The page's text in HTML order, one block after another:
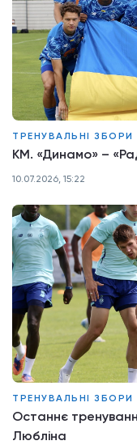
ТРЕНУВАЛЬНІ ЗБОРИ
КМ. «Динамо» –
10.07.2026, 15:22
ТРЕНУВАЛЬНІ ЗБОРИ
Останнє
Любліна